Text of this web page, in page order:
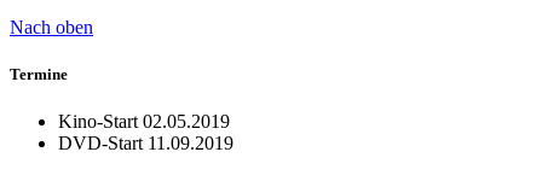
Nach oben
Termine
Kino-Start 02.05.2019
DVD-Start 11.09.2019